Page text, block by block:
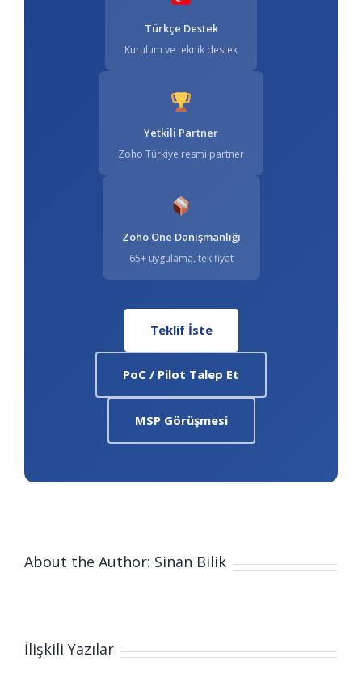
Türkçe Destek
Kurulum ve teknik destek
Yetkili Partner
Zoho Türkiye resmi partner
Zoho One Danışmanlığı
65+ uygulama, tek fiyat
Teklif İste
PoC / Pilot Talep Et
MSP Görüşmesi
About the Author: Sinan Bilik
İlişkili Yazılar